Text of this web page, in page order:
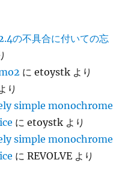
の不具合に付いての忘
にetoystk より
り
simple monochrome
にetoystk より
simple monochrome
にREVOLVE より